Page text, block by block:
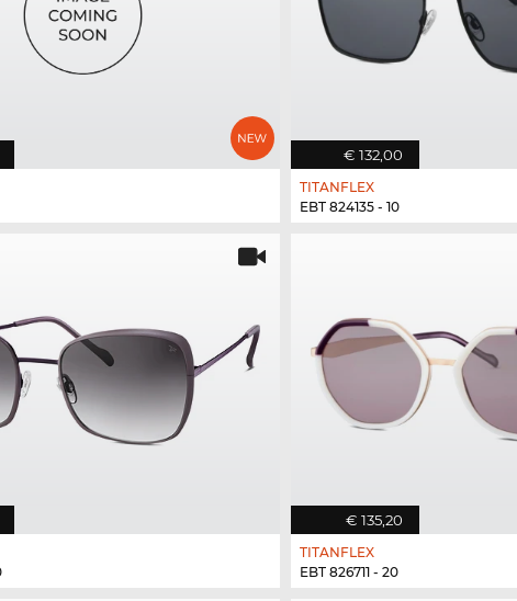
€ 132,00
TITANFLEX
EBT 824135 - 10
€ 135,20
TITANFLEX
EBT 826711 - 20